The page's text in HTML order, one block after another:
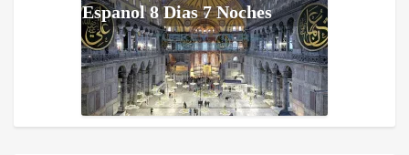
Espanol 8 Dias 7 Noches